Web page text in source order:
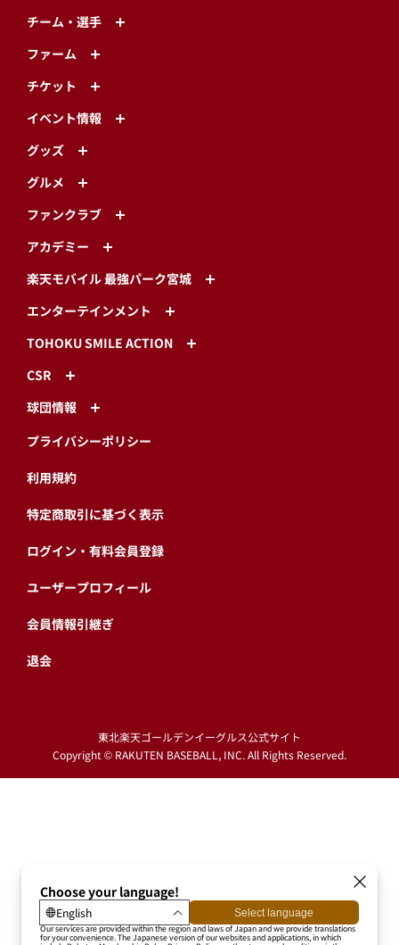
チーム・選手
ファーム
チケット
イベント情報
グッズ
グルメ
ファンクラブ
アカデミー
楽天モバイル 最強パーク宮城
エンターテインメント
TOHOKU SMILE ACTION
CSR
球団情報
プライバシーポリシー
利用規約
特定商取引に基づく表示
ログイン・有料会員登録
ユーザープロフィール
会員情報引継ぎ
退会
東北楽天ゴールデンイーグルス公式サイト
Copyright © RAKUTEN BASEBALL, INC. All Rights Reserved.